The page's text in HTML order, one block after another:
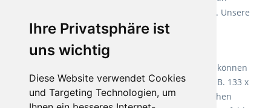
Ihre Privatsphäre ist
uns wichtig
Diese Website verwendet Cookies
und Targeting Technologien, um
Verlegearten ist er für jegliche Bauvorhaben attraktiv. Unsere
Empfehlung:Wineo 1000 Multi Layer XXL.
Teppiche für ein angenehmes Laufgefühl
machen es schon lange vor. Sie können
Teppich in Ihrem gewünschten Sondermaß kaufen, z.B. 133 x
60cm. Vor allem in Schlafzimmern aufgrund der weichen